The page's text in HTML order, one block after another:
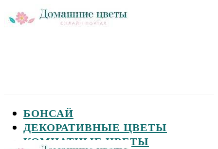
БОНСАЙ
ДЕКОРАТИВНЫЕ ЦВЕТЫ
КОМНАТНЫЕ ЦВЕТЫ